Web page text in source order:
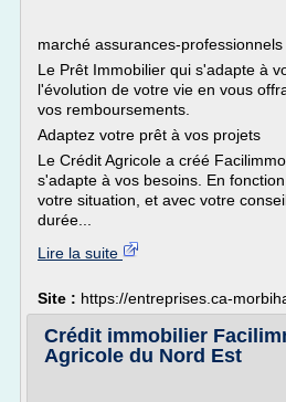
marché assurances-professionnels
Le Prêt Immobilier qui s'adapte à
l'évolution de votre vie en vous
vos remboursements.
Adaptez votre prêt à vos projets
Le Crédit Agricole a créé
s'adapte à vos besoins. En
votre situation, et avec votre
durée...
Lire la suite
Site : https://entreprises.ca-
Crédit immobilier
Agricole du Nord Est